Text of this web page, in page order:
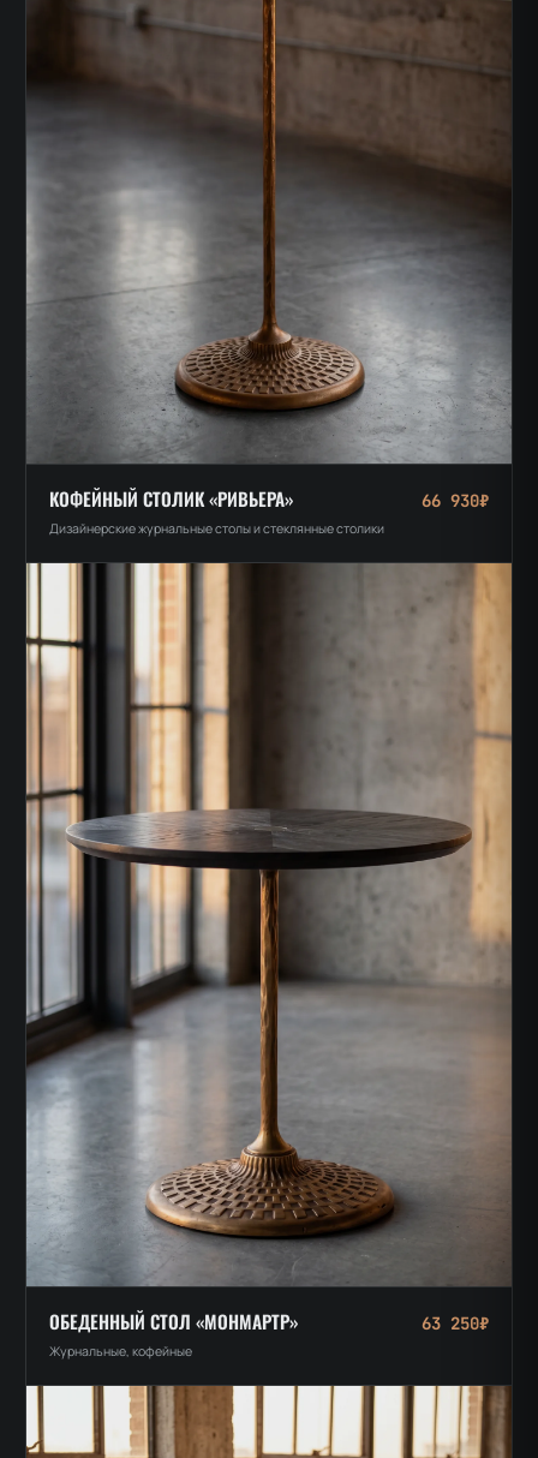
КОФЕЙНЫЙ СТОЛИК «РИВЬЕРА»
Дизайнерские журнальные столы и стеклянные столики
66 930₽
ОБЕДЕННЫЙ СТОЛ «МОНМАРТР»
Журнальные, кофейные
63 250₽